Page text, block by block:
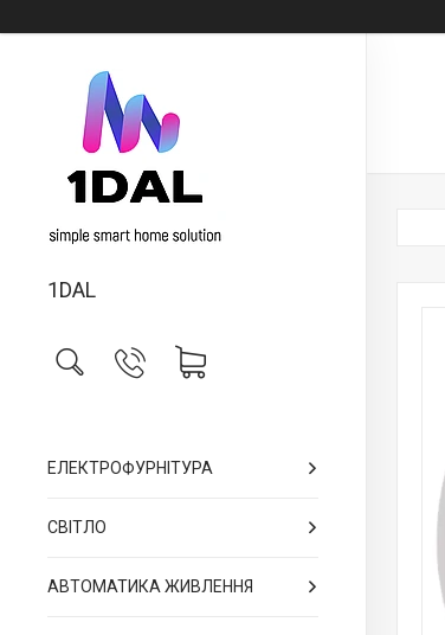
1DAL
ЕЛЕКТРОФУРНІТУРА
СВІТЛО
АВТОМАТИКА ЖИВЛЕННЯ